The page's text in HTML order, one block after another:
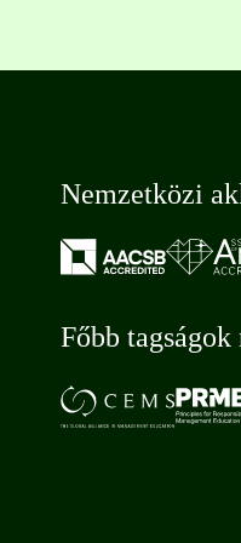
Nemzetközi
Főbb